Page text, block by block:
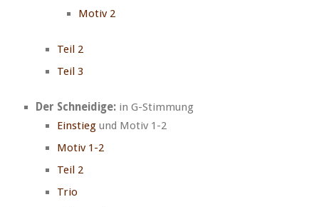
Motiv 2
Teil 2
Teil 3
Der Schneidige: in G-Stimmung
Einstieg und Motiv 1-2
Motiv 1-2
Teil 2
Trio